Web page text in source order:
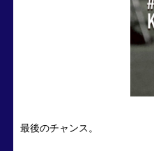
最後のチャンス。